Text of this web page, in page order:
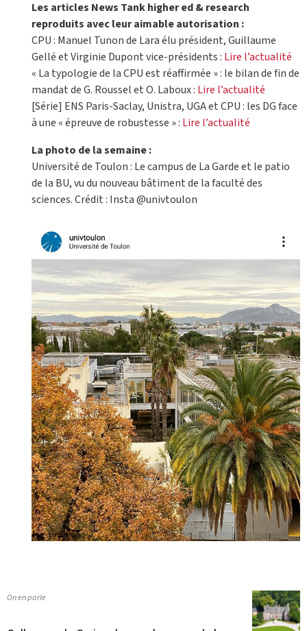
Les articles News Tank higher ed & research
reproduits avec leur aimable autorisation :
CPU : Manuel Tunon de Lara élu président, Guillaume
Gellé et Virginie Dupont vice-présidents : Lire l’actualité
« La typologie de la CPU est réaffirmée » : le bilan de fin de
mandat de G. Roussel et O. Laboux : Lire l’actualité
[Série] ENS Paris-Saclay, Unistra, UGA et CPU : les DG face
à une « épreuve de robustesse » : Lire l’actualité
La photo de la semaine :
Université de Toulon : Le campus de La Garde et le patio
de la BU, vu du nouveau bâtiment de la faculté des
sciences. Crédit : Insta @univtoulon
On en parle